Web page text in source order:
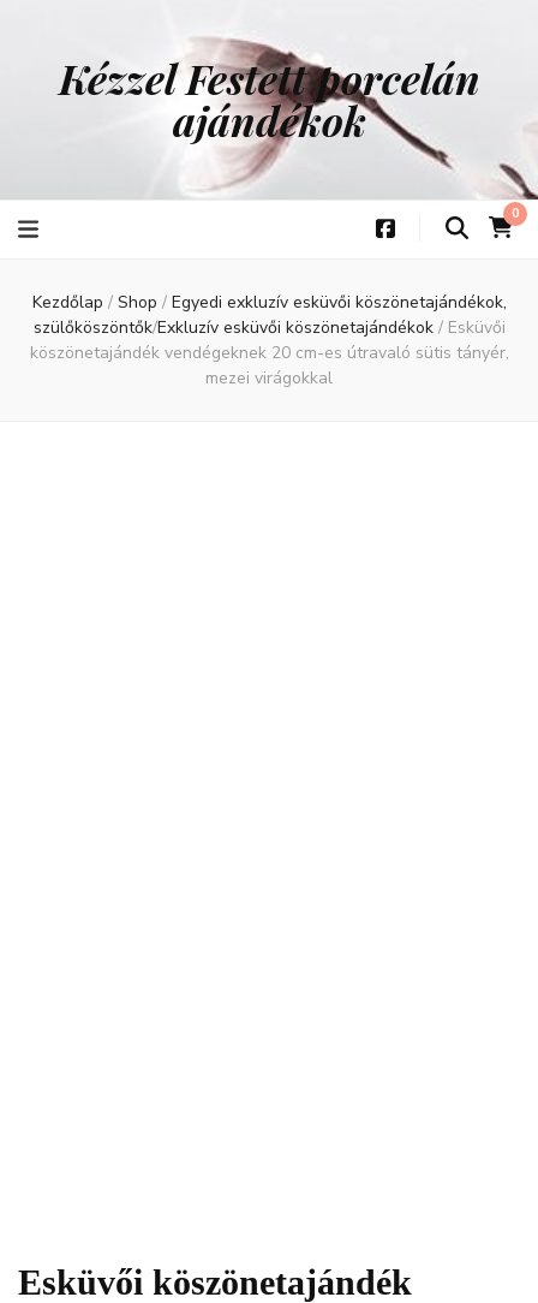
Kézzel Festett porcelán
ajándékok
0
Kezdőlap / Shop / Egyedi exkluzív esküvői köszönetajándékok,
szülőköszöntők/Exkluzív esküvői köszönetajándékok / Esküvői
köszönetajándék vendégeknek 20 cm-es útravaló sütis tányér,
mezei virágokkal
Esküvői köszönetajándék